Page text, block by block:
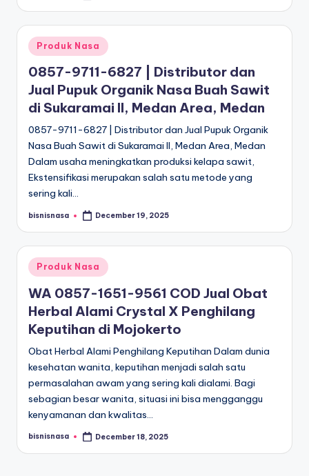
Posted
in
Produk Nasa
0857-9711-6827 | Distributor dan
Jual Pupuk Organik Nasa Buah Sawit
di Sukaramai II, Medan Area, Medan
0857-9711-6827 | Distributor dan Jual Pupuk Organik
Nasa Buah Sawit di Sukaramai II, Medan Area, Medan
Dalam usaha meningkatkan produksi kelapa sawit,
Ekstensifikasi merupakan salah satu metode yang
sering kali…
Posted
bisnisnasa December 19, 2025
Posted
in
Produk Nasa
WA 0857-1651-9561 COD Jual Obat
Herbal Alami Crystal X Penghilang
Keputihan di Mojokerto
Obat Herbal Alami Penghilang Keputihan Dalam dunia
kesehatan wanita, keputihan menjadi salah satu
permasalahan awam yang sering kali dialami. Bagi
sebagian besar wanita, situasi ini bisa mengganggu
kenyamanan dan kwalitas…
Posted
bisnisnasa December 18, 2025